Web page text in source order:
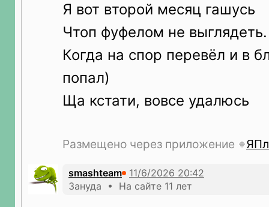
Я вот второй месяц гашусь
Чтоп фуфелом не выглядеть.
Когда на спор перевёл и в
попал)
Ща кстати, вовсе удалюсь
Размещено через приложение
smashteam
Зануда • На сайте 11 лет